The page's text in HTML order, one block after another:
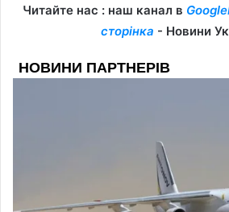
Читайте нас : наш канал в
сторінка - Новини